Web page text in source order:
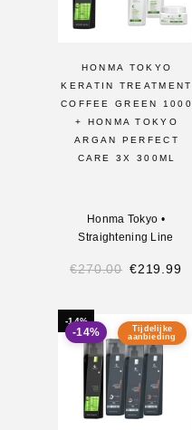
HONMA TOKYO
KERATIN TREATMENT
COFFEE GREEN 1000
+ HONMA TOKYO
ARGAN PERFECT
CARE 3X 300ML
Honma Tokyo •
Straightening Line
€270.00 €219.99
-14%
Tijdelijke
aanbieding
-14%